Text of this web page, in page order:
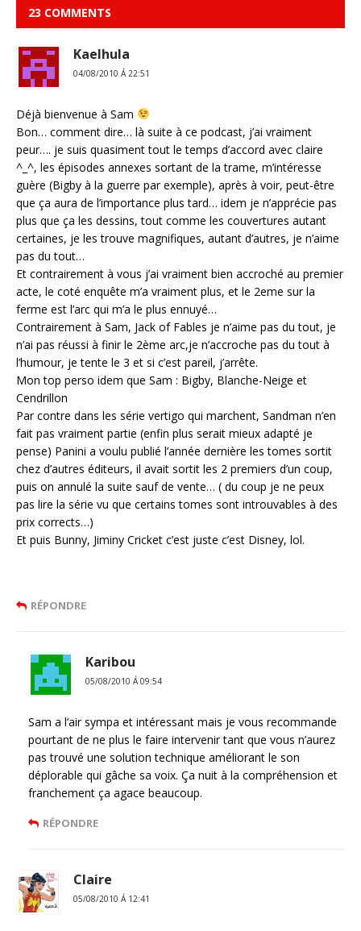
23 COMMENTS
Kaelhula
04/08/2010 Á 22:51
Déjà bienvenue à Sam
Bon… comment dire… là suite à ce podcast, j’ai vraiment
peur…. je suis quasiment tout le temps d’accord avec claire
^_^, les épisodes annexes sortant de la trame, m’intéresse
guère (Bigby à la guerre par exemple), après à voir, peut-être
que ça aura de l’importance plus tard… idem je n’apprécie pas
plus que ça les dessins, tout comme les couvertures autant
certaines, je les trouve magnifiques, autant d’autres, je n’aime
pas du tout…
Et contrairement à vous j’ai vraiment bien accroché au premier
acte, le coté enquête m’a vraiment plus, et le 2eme sur la
ferme est l’arc qui m’a le plus ennuyé…
Contrairement à Sam, Jack of Fables je n’aime pas du tout, je
n’ai pas réussi à finir le 2ème arc,je n’accroche pas du tout à
l’humour, je tente le 3 et si c’est pareil, j’arrête.
Mon top perso idem que Sam : Bigby, Blanche-Neige et
Cendrillon
Par contre dans les série vertigo qui marchent, Sandman n’en
fait pas vraiment partie (enfin plus serait mieux adapté je
pense) Panini a voulu publié l’année dernière les tomes sortit
chez d’autres éditeurs, il avait sortit les 2 premiers d’un coup,
puis on annulé la suite sauf de vente… ( du coup je ne peux
pas lire la série vu que certains tomes sont introuvables à des
prix corrects…)
Et puis Bunny, Jiminy Cricket c’est juste c’est Disney, lol.
RÉPONDRE
Karibou
05/08/2010 Á 09:54
Sam a l’air sympa et intéressant mais je vous recommande
pourtant de ne plus le faire intervenir tant que vous n’aurez
pas trouvé une solution technique améliorant le son
déplorable qui gâche sa voix. Ça nuit à la compréhension et
franchement ça agace beaucoup.
RÉPONDRE
Claire
05/08/2010 Á 12:41